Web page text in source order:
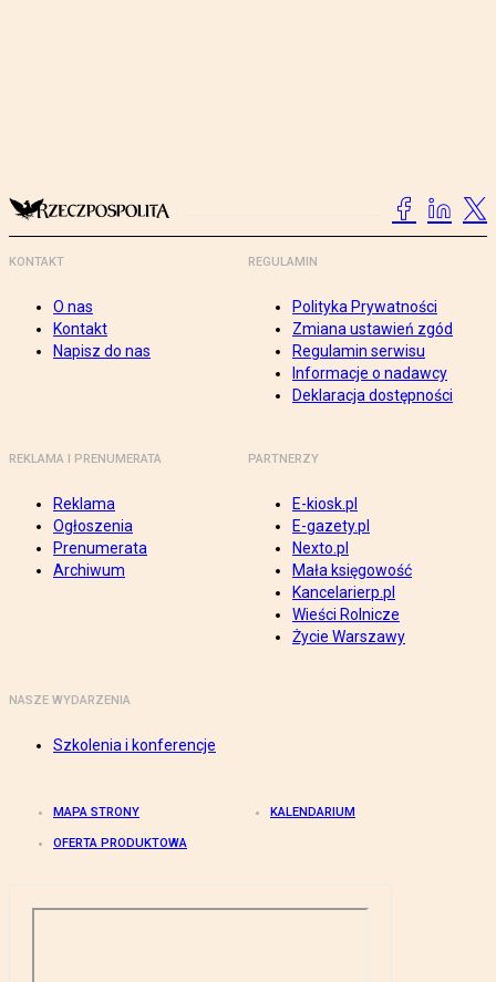
KONTAKT
O nas
Kontakt
Napisz do nas
REGULAMIN
Polityka Prywatności
Zmiana ustawień zgód
Regulamin serwisu
Informacje o nadawcy
Deklaracja dostępności
REKLAMA I PRENUMERATA
Reklama
Ogłoszenia
Prenumerata
Archiwum
PARTNERZY
E-kiosk.pl
E-gazety.pl
Nexto.pl
Mała księgowość
Kancelarierp.pl
Wieści Rolnicze
Życie Warszawy
NASZE WYDARZENIA
Szkolenia i konferencje
MAPA STRONY KALENDARIUM
OFERTA PRODUKTOWA